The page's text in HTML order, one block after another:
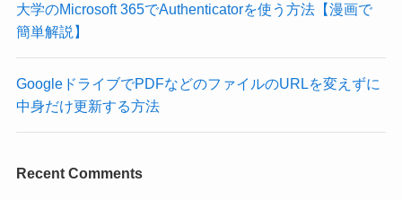
大学のMicrosoft 365でAuthenticatorを使う方法【漫画で
簡単解説】
GoogleドライブでPDFなどのファイルのURLを変えずに
中身だけ更新する方法
Recent Comments